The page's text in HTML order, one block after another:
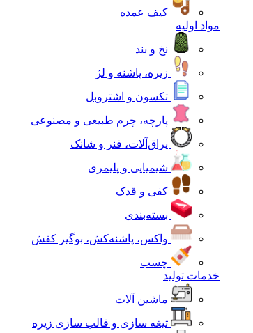
کیف عمده
مواد اولیه
نخ و بند
زیره، پاشنه و لژ
تکسون و اشتروبل
پارچه، چرم طبیعی و مصنوعی
یراق‌آلات، فنر و شانک
شیمیایی و پلیمری
کفی و قدک
بسته‌بندی
واکس، پاشنه‌کش، بوگیر کفش
چسب
خدمات تولید
ماشین آلات
تیغه سازی و قالب سازی زیره